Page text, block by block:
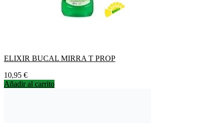
ELIXIR BUCAL MIRRA T PROP
Precio
10,95 €
Añadir al carrito